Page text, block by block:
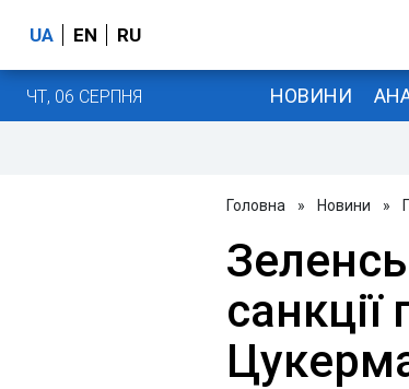
UA EN RU
ЧТ, 06 СЕРПНЯ НОВИНИ
Головна » Новини »
санкції